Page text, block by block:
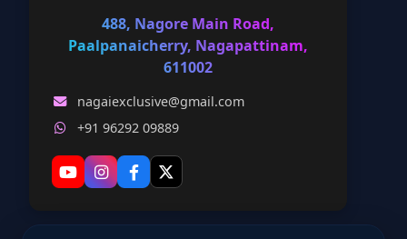
488, Nagore Main Road,
Paalpanaicherry, Nagapattinam,
611002
nagaiexclusive@gmail.com
+91 96292 09889